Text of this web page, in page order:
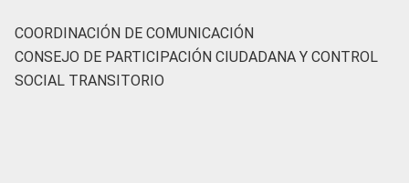
COORDINACIÓN DE COMUNICACIÓN
CONSEJO DE PARTICIPACIÓN CIUDADANA Y CONTROL
SOCIAL TRANSITORIO